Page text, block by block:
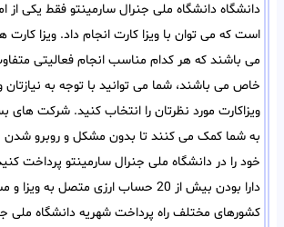
دانشگاه دانشگاه ملی جنرال سارمینتو فقط یکی از
است که می توان با ویزا کارت انجام داد. ویزا کارت
می باشند که هر کدام مناسب انجام فعالیتی
خاص می باشند، شما می توانید با توجه به نیازتان
ویزاکارت مورد نظرتان را انتخاب کنید. شرکت
به شما کمک می کنند تا بدون مشکل و روبرو شدن
خود را در دانشگاه ملی جنرال سارمینتو پرداخت
دارا بودن بیش از 20 حساب ارزی متصل به
کشورهای مختلف راه پرداخت شهریه دانشگاه ملی